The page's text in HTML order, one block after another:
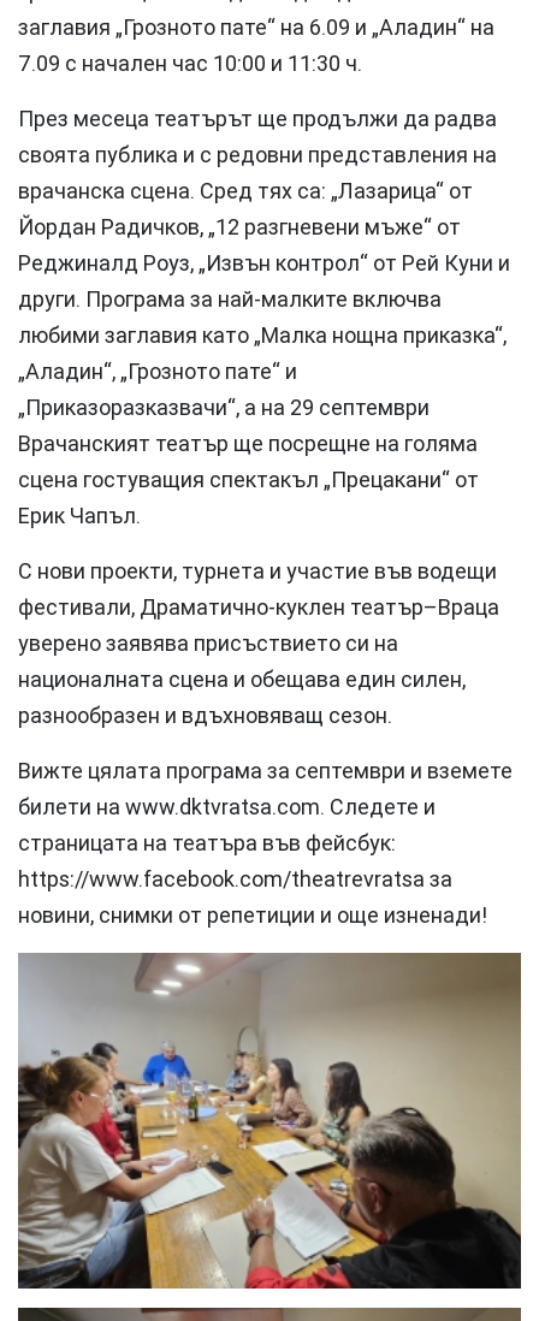
заглавия „Грозното пате“ на 6.09 и „Аладин“ на
7.09 с начален час 10:00 и 11:30 ч.
През месеца театърът ще продължи да радва
своята публика и с редовни представления на
врачанска сцена. Сред тях са: „Лазарица“ от
Йордан Радичков, „12 разгневени мъже“ от
Реджиналд Роуз, „Извън контрол“ от Рей Куни и
други. Програма за най-малките включва
любими заглавия като „Малка нощна приказка“,
„Аладин“, „Грозното пате“ и
„Приказоразказвачи“, а на 29 септември
Врачанският театър ще посрещне на голяма
сцена гостуващия спектакъл „Прецакани“ от
Ерик Чапъл.
С нови проекти, турнета и участие във водещи
фестивали, Драматично-куклен театър–Враца
уверено заявява присъствието си на
националната сцена и обещава един силен,
разнообразен и вдъхновяващ сезон.
Вижте цялата програма за септември и вземете
билети на www.dktvratsa.com. Следете и
страницата на театъра във фейсбук:
https://www.facebook.com/theatrevratsa за
новини, снимки от репетиции и още изненади!